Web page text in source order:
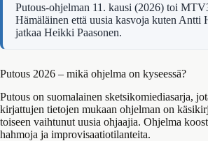
Putous-ohjelman 11. kausi (2026) toi
Hämäläinen että uusia kasvoja kuten
jatkaa Heikki Paasonen.
Putous 2026 – mikä ohjelma on kyseessä?
Putous on suomalainen sketsikomiediasarja,
kirjattujen tietojen mukaan ohjelman on
toiseen vaihtunut uusia ohjaajia. Ohjelma
hahmoja ja improvisaatiotilanteita.